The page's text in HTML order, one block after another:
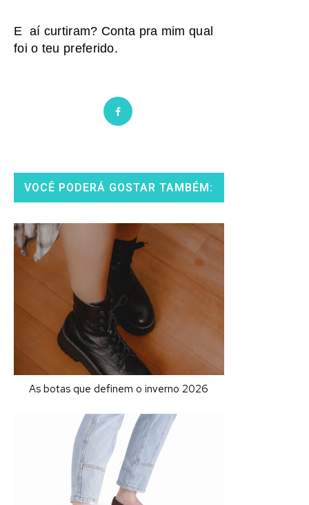
E aí curtiram? Conta pra mim qual
foi o teu preferido.
VOCÊ PODERÁ GOSTAR TAMBÉM:
As botas que definem o inverno 2026